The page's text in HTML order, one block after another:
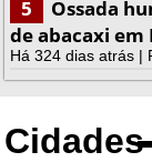
5
Ossada
de abacaxi
Há 324 dias atrás |
Cidades